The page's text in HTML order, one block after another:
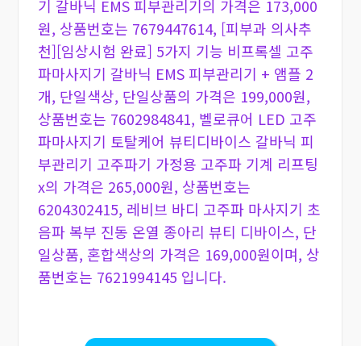
기 갈바닉 EMS 피부관리기의 가격은 173,000
원, 상품번호는 7679447614, [피부과 의사추
천][임상시험 완료] 5가지 기능 비프록셀 고주
파마사지기 갈바닉 EMS 피부관리기 + 앰플 2
개, 단일색상, 단일상품의 가격은 199,000원,
상품번호는 7602984841, 벨로큐어 LED 고주
파마사지기 토탈케어 뷰티디바이스 갈바닉 피
부관리기 고주파기 가정용 고주파 기계 리프팅
x의 가격은 265,000원, 상품번호는
6204302415, 레비브 바디 고주파 마사지기 초
음파 복부 진동 온열 종아리 뷰티 디바이스, 단
일상품, 혼합색상의 가격은 169,000원이며, 상
품번호는 7621994145 입니다.